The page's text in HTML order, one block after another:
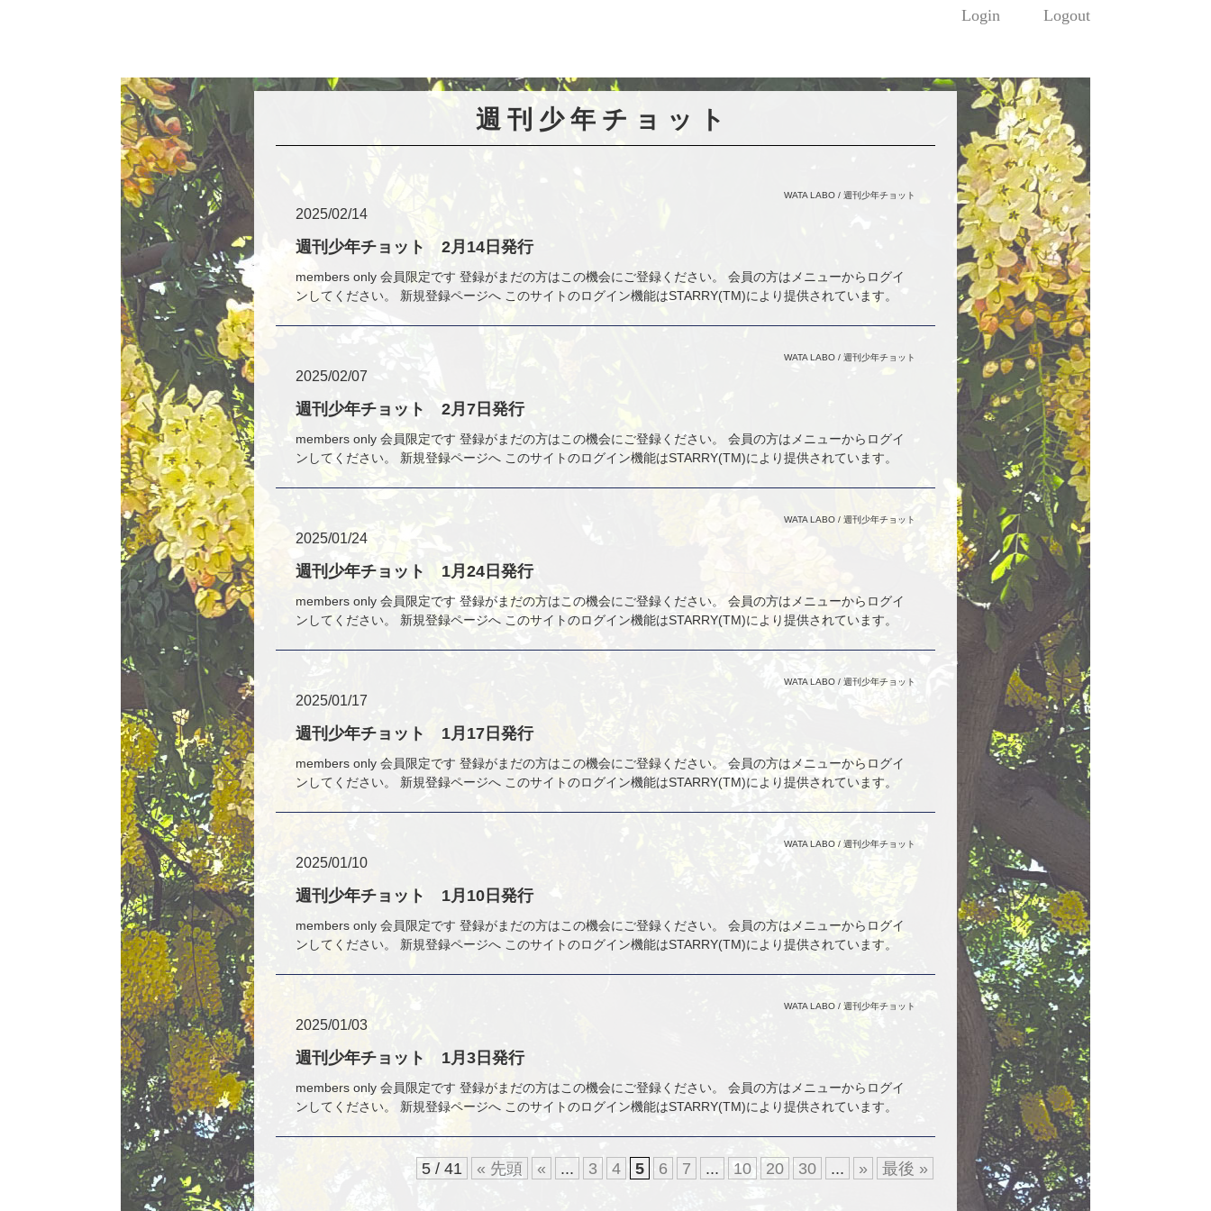
Login Logout
週刊少年チョット
WATA LABO /週刊少年チョット
2025/02/14
週刊少年チョット 2月14日発行
members only 会員限定です 登録がまだの方はこの機会にご登録ください。 会員の方はメニューからログイ
ンしてください。 新規登録ページへ このサイトのログイン機能はSTARRY(TM)により提供されています。
WATA LABO /週刊少年チョット
2025/02/07
週刊少年チョット 2月7日発行
members only 会員限定です 登録がまだの方はこの機会にご登録ください。 会員の方はメニューからログイ
ンしてください。 新規登録ページへ このサイトのログイン機能はSTARRY(TM)により提供されています。
WATA LABO /週刊少年チョット
2025/01/24
週刊少年チョット 1月24日発行
members only 会員限定です 登録がまだの方はこの機会にご登録ください。 会員の方はメニューからログイ
ンしてください。 新規登録ページへ このサイトのログイン機能はSTARRY(TM)により提供されています。
WATA LABO /週刊少年チョット
2025/01/17
週刊少年チョット 1月17日発行
members only 会員限定です 登録がまだの方はこの機会にご登録ください。 会員の方はメニューからログイ
ンしてください。 新規登録ページへ このサイトのログイン機能はSTARRY(TM)により提供されています。
WATA LABO /週刊少年チョット
2025/01/10
週刊少年チョット 1月10日発行
members only 会員限定です 登録がまだの方はこの機会にご登録ください。 会員の方はメニューからログイ
ンしてください。 新規登録ページへ このサイトのログイン機能はSTARRY(TM)により提供されています。
WATA LABO /週刊少年チョット
2025/01/03
週刊少年チョット 1月3日発行
members only 会員限定です 登録がまだの方はこの機会にご登録ください。 会員の方はメニューからログイ
ンしてください。 新規登録ページへ このサイトのログイン機能はSTARRY(TM)により提供されています。
5 / 41 « 先頭 « ... 3 4 5 6 7 ... 10 20 30 ... » 最後 »